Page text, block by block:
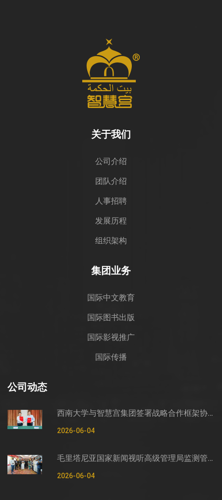
关于我们
公司介绍
团队介绍
人事招聘
发展历程
组织架构
集团业务
国际中文教育
国际图书出版
国际影视推广
国际传播
公司动态
西南大学与智慧宫集团签署战略合作框架协议
2026-06-04
毛里塔尼亚国家新闻视听高级管理局监测管控司司长穆罕默德·哈桑·埃萨利姆一行莅临智慧宫调研
2026-06-04